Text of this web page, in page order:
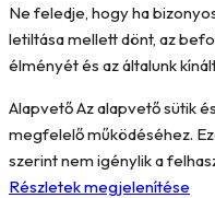
Ne feledje, hogy ha
letiltása mellett dönt, az
élményét és az általunk
AlapvetőAz alapvető sütik
megfelelő működéséhez.
szerint nem igénylik a
Részletek megjelenítése